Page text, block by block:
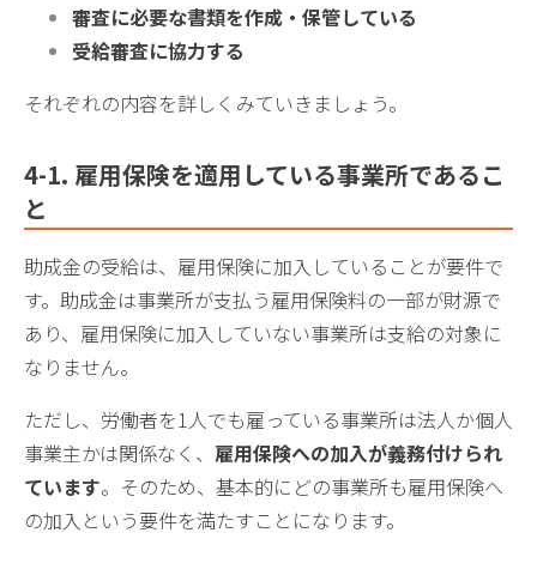
審査に必要な書類を作成・保管している
受給審査に協力する
それぞれの内容を詳しくみていきましょう。
4-1. 雇用保険を適用している事業所であるこ
と
助成金の受給は、雇用保険に加入していることが要件で
す。助成金は事業所が支払う雇用保険料の一部が財源で
あり、雇用保険に加入していない事業所は支給の対象に
なりません。
ただし、労働者を1人でも雇っている事業所は法人か個人
事業主かは関係なく、 雇用保険への加入が義務付けられ
ています。そのため、基本的にどの事業所も雇用保険へ
の加入という要件を満たすことになります。